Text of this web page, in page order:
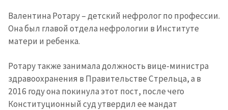
Валентина Ротару – детский нефролог по профессии.
Она был главой отдела нефрологии в Институте
матери и ребенка.
Ротару также занимала должность вице-министра
здравоохранения в Правительстве Стрельца, а в
2016 году она покинула этот пост, после чего
Конституционный суд утвердил ее мандат